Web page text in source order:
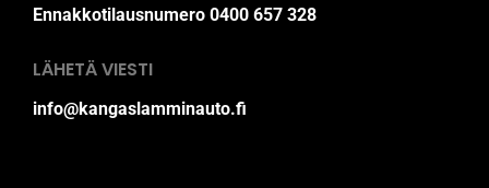
Ennakkotilausnumero 0400 657 328
LÄHETÄ VIESTI
info@kangaslamminauto.fi